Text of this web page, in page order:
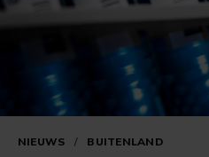
NIEUWS / BUITENLAND